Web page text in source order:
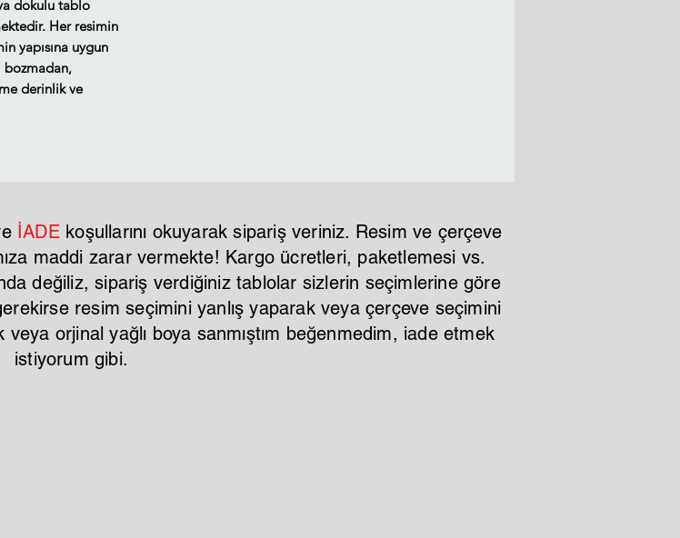
dokulu tablo
Her resimin
yapısına uygun
bozmadan,
derinlik ve
İADEkoşullarını okuyarak sipariş veriniz. Resim ve çerçeve
maddi zarar vermekte! Kargo ücretleri, paketlemesi vs.
değiliz, sipariş verdiğiniz tablolar sizlerin seçimlerine göre
resim seçimini yanlış yaparak veya çerçeve seçimini
orjinal yağlı boya sanmıştım beğenmedim, iade etmek
istiyorum gibi.